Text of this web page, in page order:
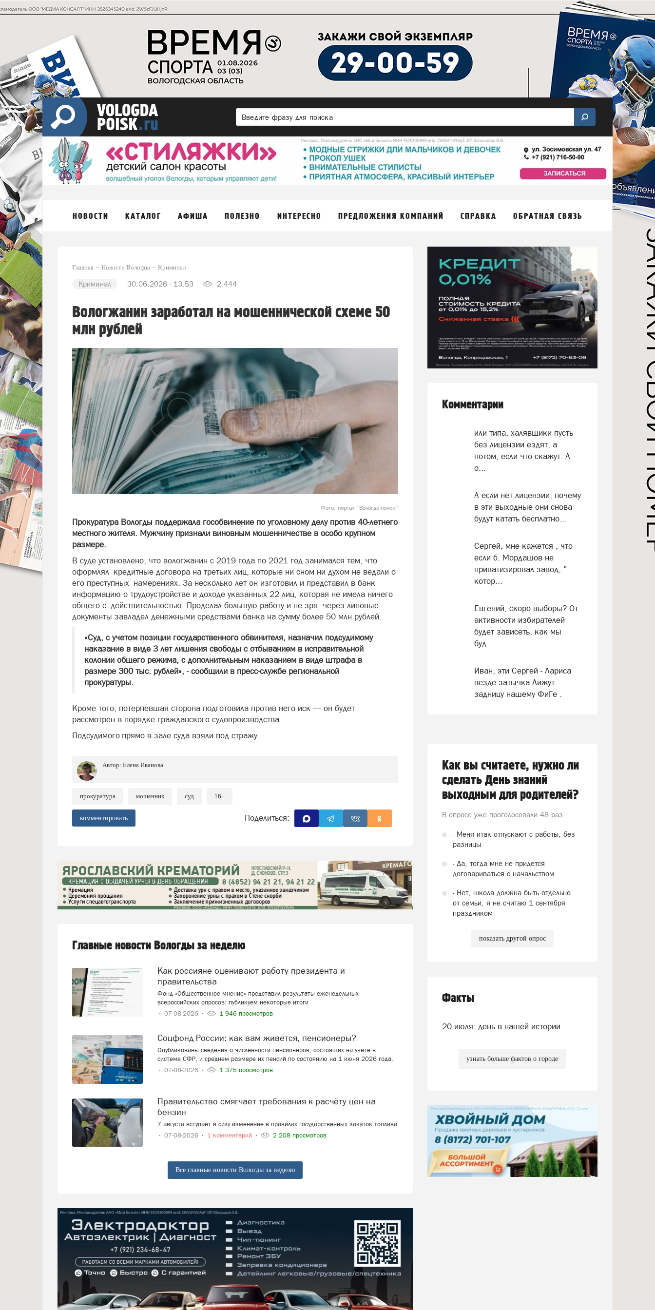
НОВОСТИ КАТАЛОГ АФИША ПОЛЕЗНО ИНТЕРЕСНО ПРЕДЛОЖЕНИЯ КОМПАНИЙ СПРАВКА ОБРАТНАЯ СВЯЗЬ
Главная Новости Вологды Криминал
Криминал 30.06.2026 - 13:53 2 444
Вологжанин заработал на мошеннической схеме 50
млн рублей
Фото: портал "Вологда-поиск"
Прокуратура Вологды поддержала гособвинение по уголовному делу против 40-летнего
местного жителя. Мужчину признали виновным мошенничестве в особо крупном
размере.
В суде установлено, что вологжанин с 2019 года по 2021 год занимался тем, что
оформлял кредитные договора на третьих лиц, которые ни сном ни духом не ведали о
его преступных намерениях. За несколько лет он изготовил и представил в банк
информацию о трудоустройстве и доходе указанных 22 лиц, которая не имела ничего
общего с действительностью. Проделал большую работу и не зря: через липовые
документы завладел денежными средствами банка на сумму более 50 млн рублей.
«Суд, с учетом позиции государственного обвинителя, назначил подсудимому
наказание в виде 3 лет лишения свободы с отбыванием в исправительной
колонии общего режима, с дополнительным наказанием в виде штрафа в
размере 300 тыс. рублей», - сообщили в пресс-службе региональной
прокуратуры.
Кроме того, потерпевшая сторона подготовила против него иск — он будет
рассмотрен в порядке гражданского судопроизводства.
Подсудимого прямо в зале суда взяли под стражу.
Автор: Елена Иванова
прокуратура мошенник суд 16+
комментировать Поделиться:
Главные новости Вологды за неделю
Как россияне оценивают работу президента и
правительства
Фонд «Общественное мнение» представил результаты еженедельных
всероссийских опросов: публикуем некоторые итоги
07-08-2026
1 946 просмотров
Соцфонд России: как вам живётся, пенсионеры?
Опубликованы сведения о численности пенсионеров, состоящих на учёте в
системе СФР, и среднем размере их пенсий по состоянию на 1 июня 2026 года.
07-08-2026
1 375 просмотров
Правительство смягчает требования к расчёту цен на
бензин
7 августа вступает в силу изменение в правилах государственных закупок топлива
07-08-2026
1 комментарий 2 208 просмотров
Все главные новости Вологды за неделю
Комментарии
или типа, халявщики пусть
без лицензии ездят, а
потом, если что скажут: А
о...
А если нет лицензии, почему
в эти выходные они снова
будут катать бесплатно...
Сергей, мне кажется , что
если б. Мордашов не
приватизировал завод, "
котор...
Евгений, скоро выборы? От
активности избирателей
будет зависеть, как мы
буд...
Иван, эти Сергей - Лариса
везде затычка.Лижут
задницу нашему ФиГе .
Как вы считаете, нужно ли
сделать День знаний
выходным для родителей?
В опросе уже проголосовали 48 раз
- Меня итак отпускают с работы, без
разницы
- Да, тогда мне не придется
договариваться с начальством
- Нет, школа должна быть отдельно
от семьи, я не считаю 1 сентября
праздником
показать другой опрос
Факты
20 июля: день в нашей истории
узнать больше фактов о городе